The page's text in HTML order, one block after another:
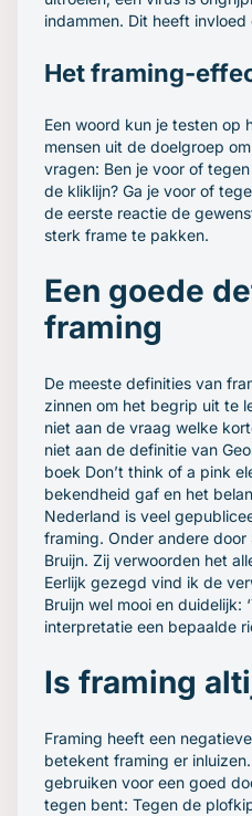
indammen. Dit heeft
Het framing-
Een woord kun je testen op
mensen uit de doelgroep
vragen: Ben je voor of
de kliklijn? Ga je voor of
de eerste reactie de
sterk frame te pakken.
Een goede
framing
De meeste definities van
zinnen om het begrip uit te
niet aan de vraag welke
niet aan de definitie van
boek Don’t think of a pink
bekendheid gaf en het
Nederland is veel
framing. Onder andere door
Bruijn. Zij verwoorden het
Eerlijk gezegd vind ik de
Bruijn wel mooi en duidelijk:
interpretatie een bepaalde
Is framing
Framing heeft een
betekent framing er
gebruiken voor een goed
tegen bent: Tegen de